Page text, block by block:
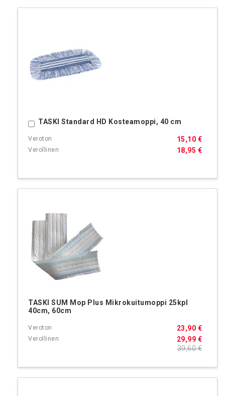
TASKI Standard HD Kosteamoppi, 40 cm
18,95 €
15,10 €
Ostoskoriin
TASKI SUM Mop Plus Mikrokuitumoppi 25kpl
40cm, 60cm
29,99 €
23,90 €
39,60 €